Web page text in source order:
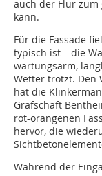
auch der Flur
kann.
Für die Fassade
typisch ist – die
wartungsarm,
Wetter trotzt. Den
hat die
Grafschaft
rot-orangenen
hervor, die
Während der